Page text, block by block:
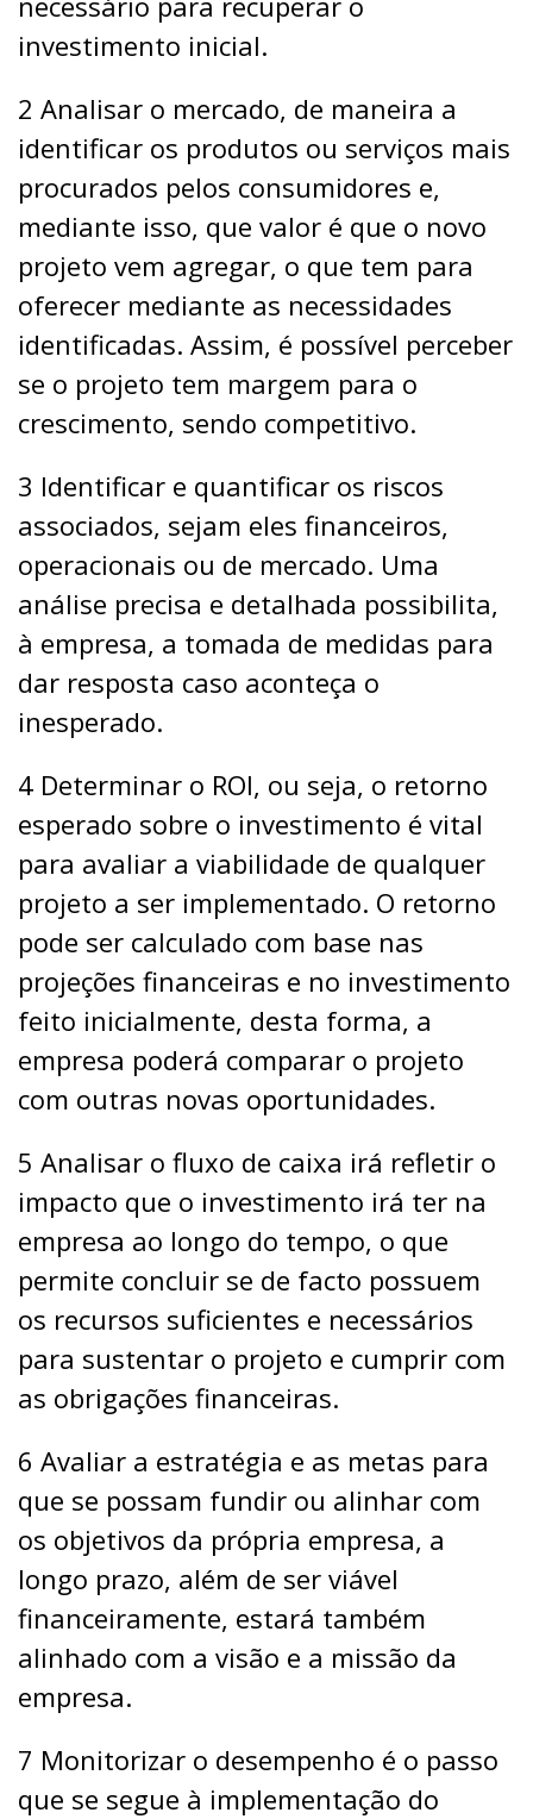
investimento inicial.
2 Analisar o mercado, de maneira a
identificar os produtos ou serviços mais
procurados pelos consumidores e,
mediante isso, que valor é que o novo
projeto vem agregar, o que tem para
oferecer mediante as necessidades
identificadas. Assim, é possível perceber
se o projeto tem margem para o
crescimento, sendo competitivo.
3 Identificar e quantificar os riscos
associados, sejam eles financeiros,
operacionais ou de mercado. Uma
análise precisa e detalhada possibilita,
à empresa, a tomada de medidas para
dar resposta caso aconteça o
inesperado.
4 Determinar o ROI, ou seja, o retorno
esperado sobre o investimento é vital
para avaliar a viabilidade de qualquer
projeto a ser implementado. O retorno
pode ser calculado com base nas
projeções financeiras e no investimento
feito inicialmente, desta forma, a
empresa poderá comparar o projeto
com outras novas oportunidades.
5 Analisar o fluxo de caixa irá refletir o
impacto que o investimento irá ter na
empresa ao longo do tempo, o que
permite concluir se de facto possuem
os recursos suficientes e necessários
para sustentar o projeto e cumprir com
as obrigações financeiras.
6 Avaliar a estratégia e as metas para
que se possam fundir ou alinhar com
os objetivos da própria empresa, a
longo prazo, além de ser viável
financeiramente, estará também
alinhado com a visão e a missão da
empresa.
7 Monitorizar o desempenho é o passo
que se segue à implementação do